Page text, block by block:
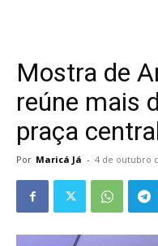
Mostra de
reúne mais
praça
Por Maricá Já - 4 de outubro